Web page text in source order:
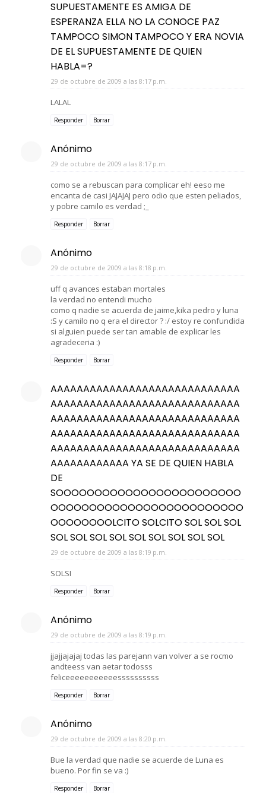
SUPUESTAMENTE ES AMIGA DE
ESPERANZA ELLA NO LA CONOCE PAZ
TAMPOCO SIMON TAMPOCO Y ERA NOVIA
DE EL SUPUESTAMENTE DE QUIEN
HABLA=?
29 de octubre de 2009 a las 8:17 p.m.
LALAL
Responder Borrar
Anónimo
29 de octubre de 2009 a las 8:17 p.m.
como se a rebuscan para complicar eh! eeso me
encanta de casi JAJAJAJ pero odio que esten peliados,
y pobre camilo es verdad ;_
Responder Borrar
Anónimo
29 de octubre de 2009 a las 8:18 p.m.
uff q avances estaban mortales
la verdad no entendi mucho
como q nadie se acuerda de jaime,kika pedro y luna
:S y camilo no q era el director ? :/ estoy re confundida
si alguien puede ser tan amable de explicar les
agradeceria :)
Responder Borrar
AAAAAAAAAAAAAAAAAAAAAAAAAAAAA
AAAAAAAAAAAAAAAAAAAAAAAAAAAAA
AAAAAAAAAAAAAAAAAAAAAAAAAAAAA
AAAAAAAAAAAAAAAAAAAAAAAAAAAAA
AAAAAAAAAAAAAAAAAAAAAAAAAAAAA
AAAAAAAAAAAA YA SE DE QUIEN HABLA
DE
SOOOOOOOOOOOOOOOOOOOOOOOO
OOOOOOOOOOOOOOOOOOOOOOOOO
OOOOOOOOLCITO SOLCITO SOL SOL SOL
SOL SOL SOL SOL SOL SOL SOL SOL SOL
29 de octubre de 2009 a las 8:19 p.m.
SOLSI
Responder Borrar
Anónimo
29 de octubre de 2009 a las 8:19 p.m.
jjajjajajaj todas las parejann van volver a se rocmo
andteess van aetar todosss
feliceeeeeeeeeeessssssssss
Responder Borrar
Anónimo
29 de octubre de 2009 a las 8:20 p.m.
Bue la verdad que nadie se acuerde de Luna es
bueno. Por fin se va :)
Responder Borrar